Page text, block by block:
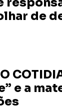
de
e a